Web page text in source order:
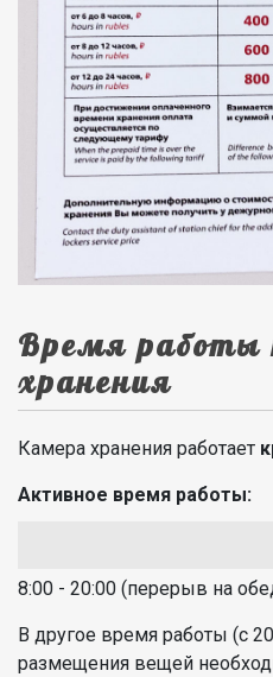
Время работы
хранения
Камера хранения работает
Активное время работы:
8:00 - 20:00 (перерыв на
В другое время работы (с
размещения вещей